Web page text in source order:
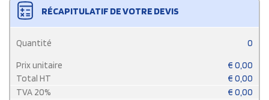
RÉCAPITULATIF DE VOTRE DEVIS
Quantité 0
Prix unitaire € 0,00
Total HT
€ 0,00
TVA 20% € 0,00